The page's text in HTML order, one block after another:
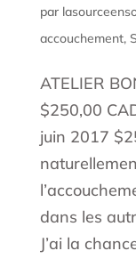
par
accouchement,
ATELIER
$250,00
juin 2017
dans les
J’ai la